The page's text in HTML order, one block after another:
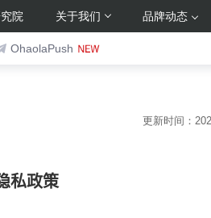
院 关于我们 品牌动态
OhaolaPush
更新时间：
私政策